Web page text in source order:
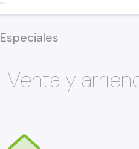
Especiales
Venta y